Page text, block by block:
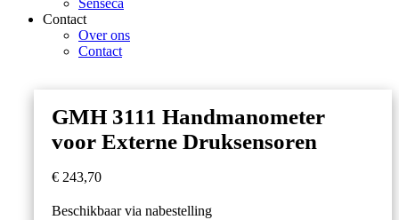
Senseca
Contact
Over ons
Contact
GMH 3111 Handmanometer
voor Externe Druksensoren
€ 243,70
Beschikbaar via nabestelling